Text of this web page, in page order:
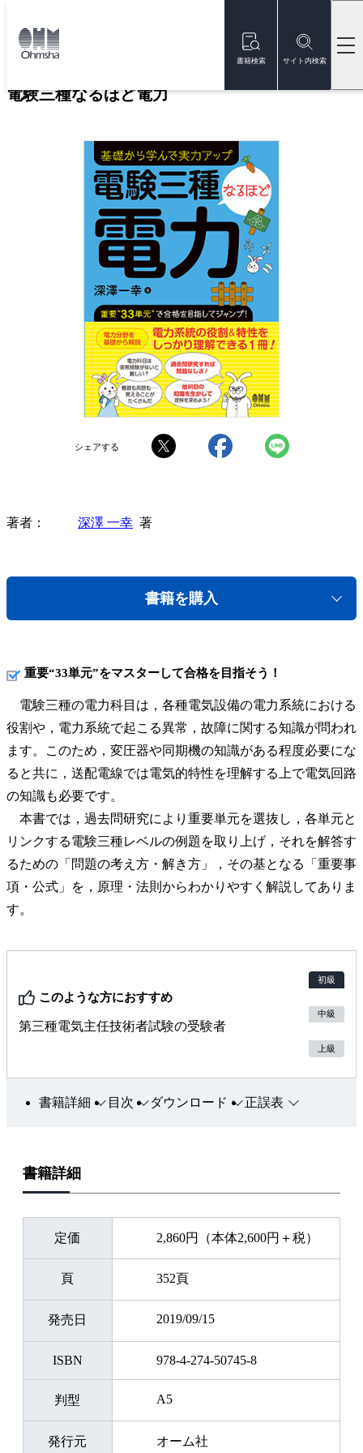
書籍検索 サイト内検索
トップ
電験三種なるほど電力
シェアする
著者 深澤 一幸 著
書籍を購入
重要“33単元”をマスターして合格を目指そう！
電験三種の電力科目は，各種電気設備の電力系統における
役割や，電力系統で起こる異常，故障に関する知識が問われ
ます。このため，変圧器や同期機の知識がある程度必要にな
ると共に，送配電線では電気的特性を理解する上で電気回路
の知識も必要です。
本書では，過去問研究により重要単元を選抜し，各単元と
リンクする電験三種レベルの例題を取り上げ，それを解答す
るための「問題の考え方・解き方」，その基となる「重要事
項・公式」を，原理・法則からわかりやすく解説してありま
す。
このような方におすすめ
第三種電気主任技術者試験の受験者
初級
中級
上級
書籍詳細 目次 ダウンロード 正誤表
書籍詳細
定価 2,860円（本体2,600円＋税）
頁 352頁
発売日 2019/09/15
ISBN 978-4-274-50745-8
判型 A5
発行元 オーム社